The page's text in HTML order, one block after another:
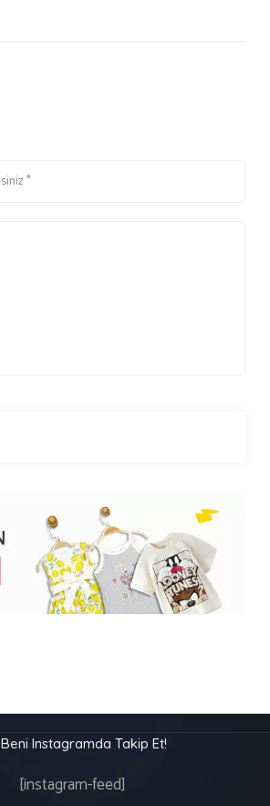
Beni Instagramda Takip Et!
[instagram-feed]